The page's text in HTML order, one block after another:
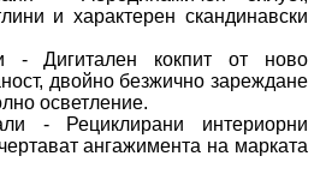
и характерен скандинавски
- Дигитален кокпит от ново
двойно безжично зареждане
осветление.
- Рециклирани интериорни
ангажимента на марката